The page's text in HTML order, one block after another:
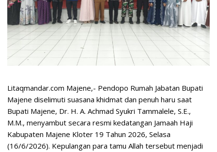
Litaqmandar.com Majene,- Pendopo Rumah Jabatan Bupati
Majene diselimuti suasana khidmat dan penuh haru saat
Bupati Majene, Dr. H. A. Achmad Syukri Tammalele, S.E.,
M.M., menyambut secara resmi kedatangan Jamaah Haji
Kabupaten Majene Kloter 19 Tahun 2026, Selasa
(16/6/2026). Kepulangan para tamu Allah tersebut menjadi